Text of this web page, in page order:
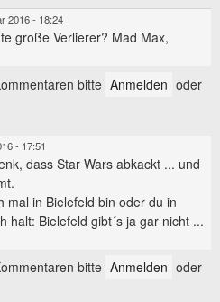
2016 - 18:24
große Verlierer? Mad Max,
bitte Anmelden oder
- 17:51
dass Star Wars abkackt ... und
mal in Bielefeld bin oder du in
halt: Bielefeld gibt´s ja gar nicht ...
bitte Anmelden oder